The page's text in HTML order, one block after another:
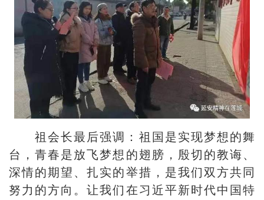
祖会长最后强调：祖国是实现梦想的舞
台，青春是放飞梦想的翅膀，殷切的教诲、
深情的期望、扎实的举措，是我们双方共同
努力的方向。让我们在习近平新时代中国特